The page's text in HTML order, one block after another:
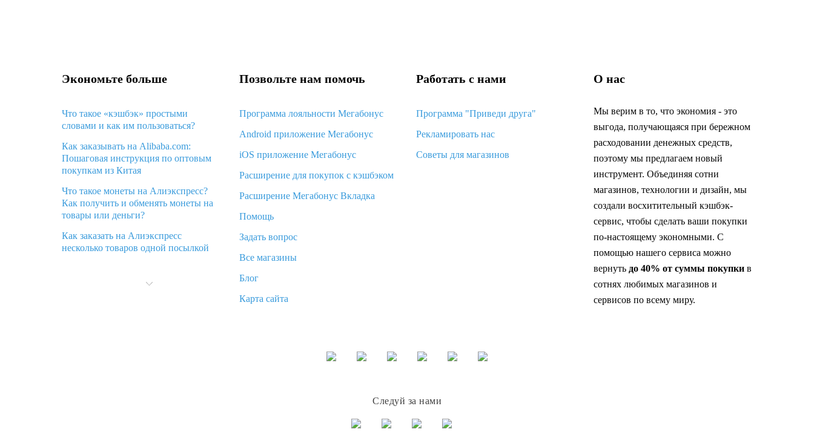
Экономьте больше
Что такое «кэшбэк» простыми
словами и как им пользоваться?
Как заказывать на Alibaba.com:
Пошаговая инструкция по оптовым
покупкам из Китая
Что такое монеты на Алиэкспресс?
Как получить и обменять монеты на
товары или деньги?
Как заказать на Алиэкспресс
несколько товаров одной посылкой
Алиэкспресс и что делать?
Позвольте нам помочь
Программа лояльности Мегабонус
Android приложение Мегабонус
iOS приложение Мегабонус
Расширение для покупок с кэшбэком
Расширение Мегабонус Вкладка
Помощь
Задать вопрос
Все магазины
Блог
Карта сайта
Работать с нами
Программа "Приведи друга"
Рекламировать нас
Советы для магазинов
О нас
Мы верим в то, что экономия - это
выгода, получающаяся при бережном
расходовании денежных средств,
поэтому мы предлагаем новый
инструмент. Объединяя сотни
магазинов, технологии и дизайн, мы
создали восхитительный кэшбэк-
сервис, чтобы сделать ваши покупки
по-настоящему экономными. С
помощью нашего сервиса можно
вернуть до 40% от суммы покупкив
сотнях любимых магазинов и
сервисов по всему миру.
Следуй за нами